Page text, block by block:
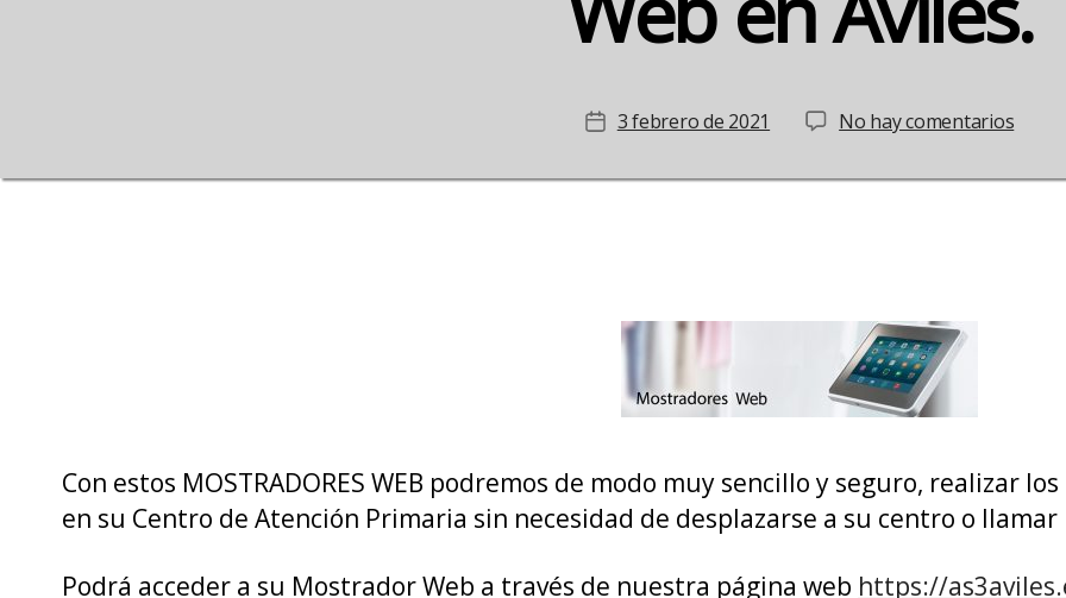
Fecha
la
3 febrero de 2021 No hay comentariosen
en
Con estos MOSTRADORES WEB podremos de modo muy sencillo y seguro, realizar
en su Centro de Atención Primaria sin necesidad de desplazarse a su centro o
Podrá acceder a su Mostrador Web a través de nuestra página web https://